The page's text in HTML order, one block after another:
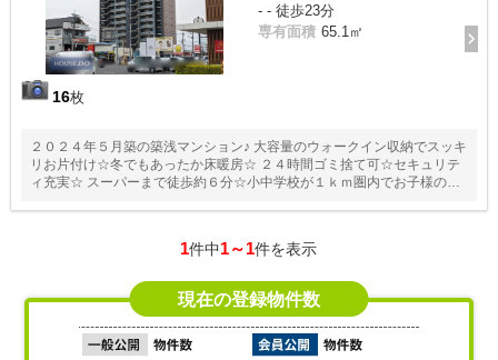
16枚
- - 徒歩23分
専有面積 65.1㎡
２０２４年５月築の築浅マンション♪ 大容量のウォークイン収納でスッキ
リお片付け☆冬でもあったか床暖房☆ ２４時間ゴミ捨て可☆セキュリテ
ィ充実☆ スーパーまで徒歩約６分☆小中学校が１ｋｍ圏内でお子様の通
1件中1～1件を表示
現在の登録物件数